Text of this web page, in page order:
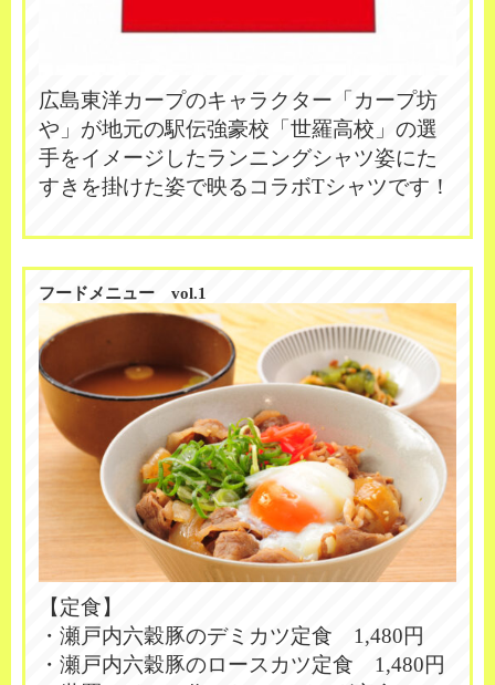
広島東洋カープのキャラクター「カープ坊
や」が地元の駅伝強豪校「世羅高校」の選
手をイメージしたランニングシャツ姿にた
すきを掛けた姿で映るコラボTシャツです！
フードメニュー vol.1
【定食】
・瀬戸内六穀豚のデミカツ定食 1,480円
・瀬戸内六穀豚のロースカツ定食 1,480円